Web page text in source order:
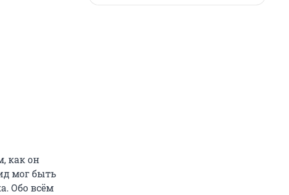
как он
мог быть
Обо всём